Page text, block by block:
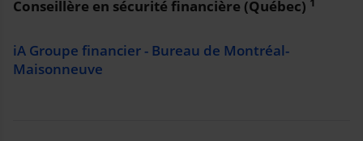
Conseillère en sécurité financière (Québec)
iA Groupe financier - Bureau de Montréal-
Maisonneuve